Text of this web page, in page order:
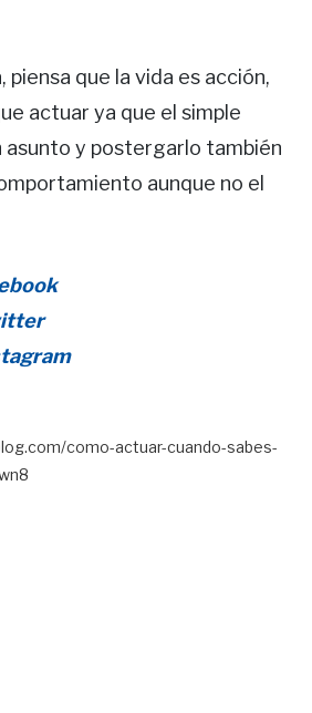
piensa que la vida es acción,
actuar ya que el simple
asunto y postergarlo también
aunque no el
como-actuar-cuando-sabes-